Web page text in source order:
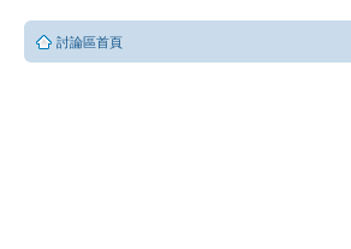
討論區首頁